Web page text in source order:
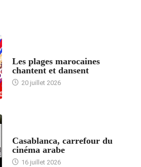
Les plages marocaines
chantent et dansent
20 juillet 2026
Casablanca, carrefour du
cinéma arabe
16 juillet 2026